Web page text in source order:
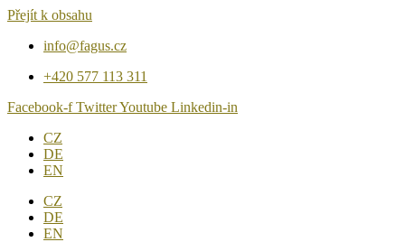
Přejít k obsahu
info@fagus.cz
+420 577 113 311
Facebook-f TwitterYoutube Linkedin-in
CZ
DE
EN
CZ
DE
EN